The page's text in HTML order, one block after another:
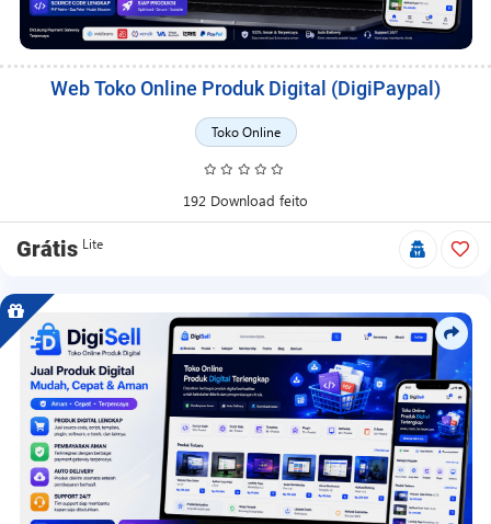
Web Toko Online Produk Digital (DigiPaypal)
Toko Online
192 Download feito
Grátis Lite